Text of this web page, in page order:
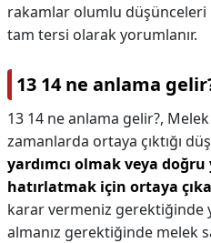
rakamlar olumlu
tam tersi olarak yorumlanır.
13 14 ne anlama
13 14 ne anlama gelir?, Melek
zamanlarda ortaya çıktığı
yardımcı olmak veya
hatırlatmak için ortaya
karar vermeniz gerektiğinde
almanız gerektiğinde melek